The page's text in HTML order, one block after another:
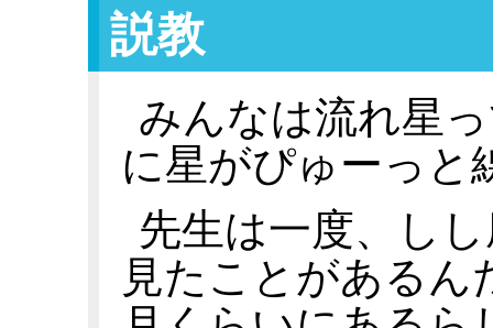
説教
みんなは流れ星
に星がぴゅーっと
先生は一度、し
見たことがあるん